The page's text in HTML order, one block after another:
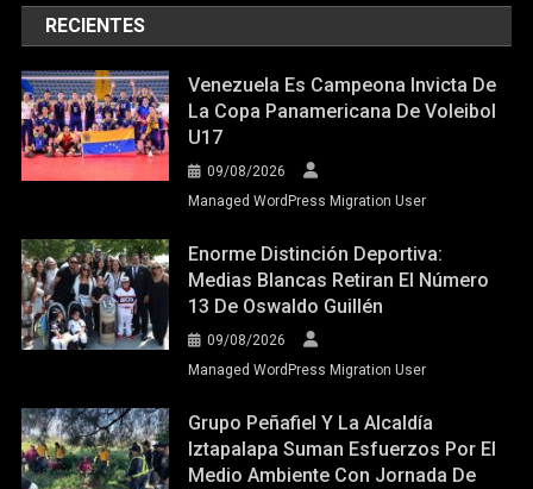
RECIENTES
Venezuela Es Campeona Invicta De
La Copa Panamericana De Voleibol
U17
09/08/2026
Managed WordPress Migration User
Enorme Distinción Deportiva:
Medias Blancas Retiran El Número
13 De Oswaldo Guillén
09/08/2026
Managed WordPress Migration User
Grupo Peñafiel Y La Alcaldía
Iztapalapa Suman Esfuerzos Por El
Medio Ambiente Con Jornada De